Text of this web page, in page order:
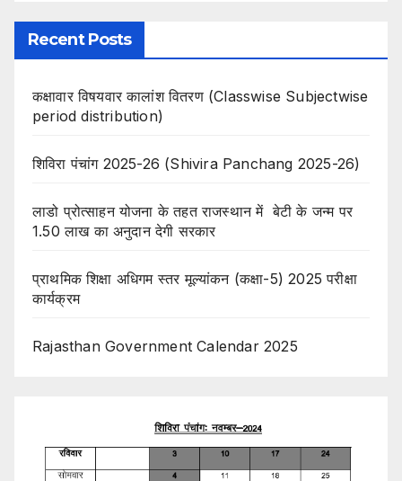
Recent Posts
कक्षावार विषयवार कालांश वितरण (Classwise Subjectwise
period distribution)
शिविरा पंचांग 2025-26 (Shivira Panchang 2025-26)
लाडो प्रोत्साहन योजना के तहत राजस्थान में बेटी के जन्म पर
1.50 लाख का अनुदान देगी सरकार
प्राथमिक शिक्षा अधिगम स्तर मूल्यांकन (कक्षा-5) 2025 परीक्षा
कार्यक्रम
Rajasthan Government Calendar 2025